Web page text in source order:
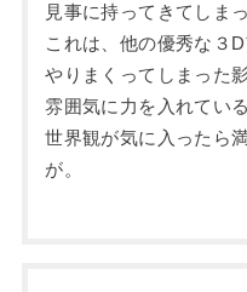
見事に持ってきてしま
これは、他の優秀な３
やりまくってしまった
雰囲気に力を入れている
世界観が気に入ったら
が。